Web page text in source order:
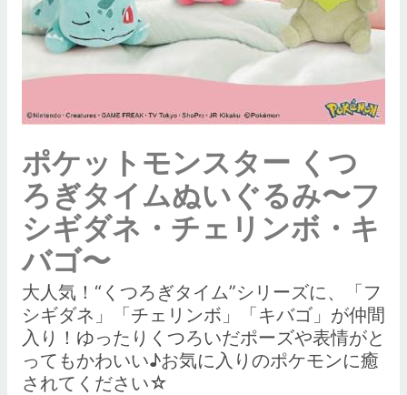
ポケットモンスター くつ
ろぎタイムぬいぐるみ〜フ
シギダネ・チェリンボ・キ
バゴ〜
大人気！“くつろぎタイム”シリーズに、「フ
シギダネ」「チェリンボ」「キバゴ」が仲間
入り！ゆったりくつろいだポーズや表情がと
ってもかわいい♪お気に入りのポケモンに癒
されてください☆